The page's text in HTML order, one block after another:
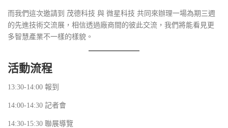
而我們這次邀請到 茂德科技 與 微星科技 共同來辦理一場為期三週
的先進技術交流展，相信透過廠商間的彼此交流，我們將能看見更
多智慧產業不一樣的樣貌。
活動流程
13:30-14:00 報到
14:00-14:30 記者會
14:30-15:30 聯展導覽